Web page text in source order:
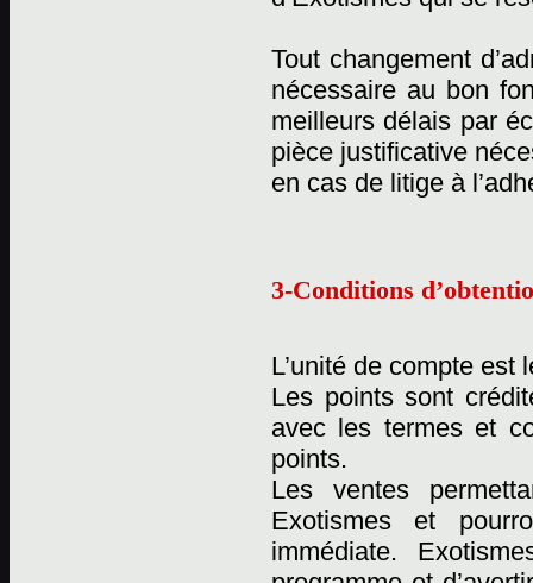
Tout changement
nécessaire au bon
meilleurs délais par
pièce justificative
en cas de litige à
3-Conditions
L’unité de compte est
Les points sont
avec les termes et
points.
Les ventes
Exotismes et
immédiate.